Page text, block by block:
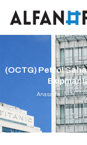
(OCTG) Petrol
Anasayfa